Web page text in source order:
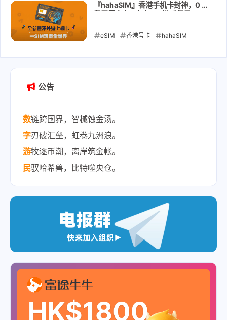
『hahaSIM』香港手机卡封神，0 月
eSIM 香港号卡 hahaSIM
公告
数链跨国界，智械蚀金汤。
字刃破汇垒，虹卷九洲浪。
游牧逐币潮，离岸筑金帐。
民驭哈希兽，比特噬央仓。